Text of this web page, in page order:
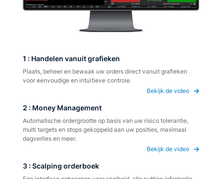
1 : Handelen vanuit grafieken
Plaats, beheer en bewaak uw orders direct vanuit grafieken
voor eenvoudige en intuïtieve controle.
Bekijk de video
2 : Money Management
Automatische ordergrootte op basis van uw risico tolerantie,
multi targets en stops gekoppeld aan uw posities, maximaal
dagverlies en meer.
Bekijk de video
3 : Scalping orderboek